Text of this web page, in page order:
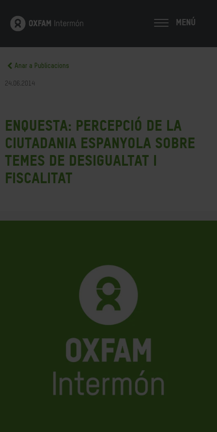
MENÚ
Anar a Publicacions
24.06.2014
Enquesta: Percepció de la
ciutadania espanyola sobre
temes de desigualtat i
fiscalitat